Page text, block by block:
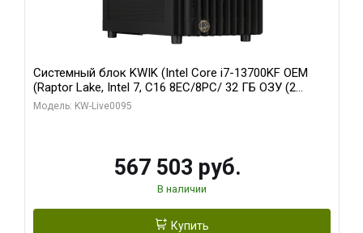
Системный блок KWIK (Intel Core i7-13700KF OEM
(Raptor Lake, Intel 7, C16 8EC/8PC/ 32 ГБ ОЗУ (2
модуля)/ Afox RTX4090 24GB GDDR6X 384-Bit 3xDP
Модель: KW-Live0095
567 503 руб.
В наличии
Купить